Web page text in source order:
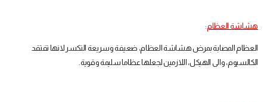
هشاشة العظام:
العظام المصابة بمرض هشاشة العظام، ضعيفة وسريعة التكسر لانها تفتقد
الكالسيوم، والى الهيكل، اللازمين لجعلها عظاما سليمة وقوية.